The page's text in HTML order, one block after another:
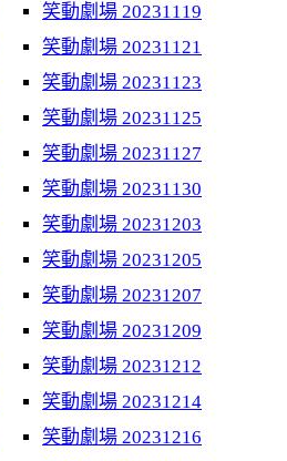
笑動劇場 20231119
笑動劇場 20231121
笑動劇場 20231123
笑動劇場 20231125
笑動劇場 20231127
笑動劇場 20231130
笑動劇場 20231203
笑動劇場 20231205
笑動劇場 20231207
笑動劇場 20231209
笑動劇場 20231212
笑動劇場 20231214
笑動劇場 20231216